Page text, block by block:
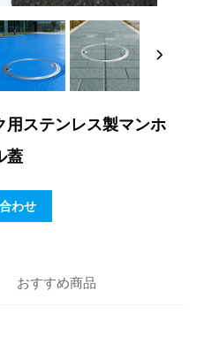
用ステンレス製マンホ
蓋
わせ
おすすめ商品